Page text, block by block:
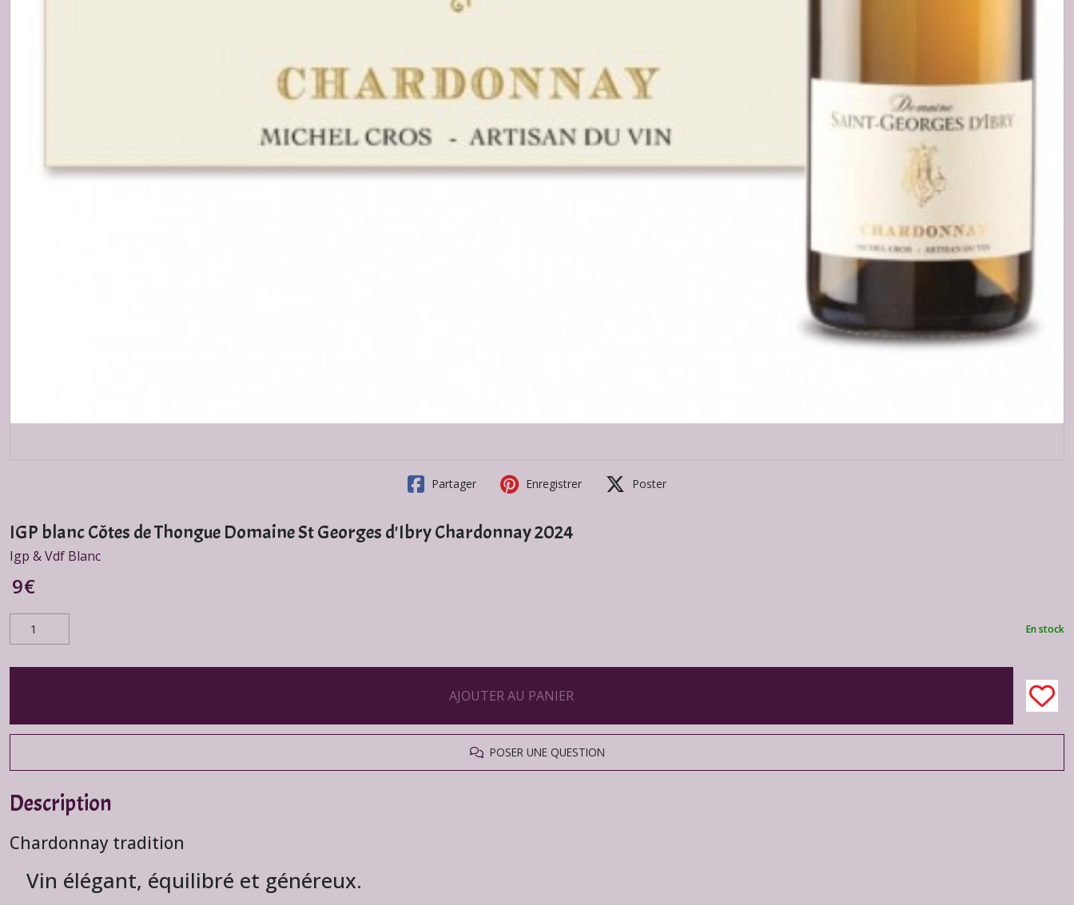
Partager Enregistrer Poster
IGP blanc Côtes de Thongue Domaine St Georges d'Ibry Chardonnay 2024
Igp & Vdf Blanc
9€
En stock
AJOUTER AU PANIER
POSER UNE QUESTION
Description
Chardonnay tradition
Vin élégant, équilibré et généreux.